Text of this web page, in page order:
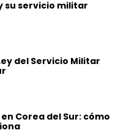
su servicio militar
del Servicio Militar
Corea del Sur: cómo